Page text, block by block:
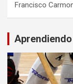
Francisco